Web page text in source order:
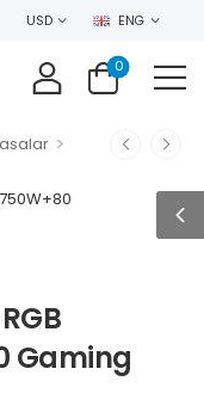
USD ENG
0
>
Gaming